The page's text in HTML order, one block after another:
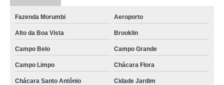
Fazenda Morumbi Aeroporto
Alto da Boa Vista Brooklin
Campo Belo Campo Grande
Campo Limpo Chácara Flora
Chácara Santo Antônio Cidade Jardim